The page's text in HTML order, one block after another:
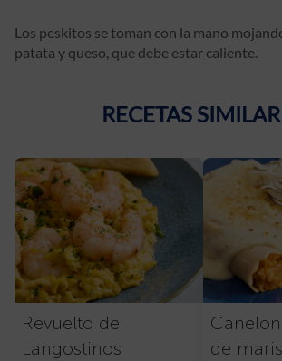
Los peskitos se toman con la mano
patata y queso, que debe estar caliente.
RECETAS
Revuelto de
Langostinos
de